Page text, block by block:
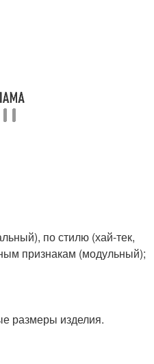
по стилю (хай-тек,
признакам (модульный);
размеры изделия.